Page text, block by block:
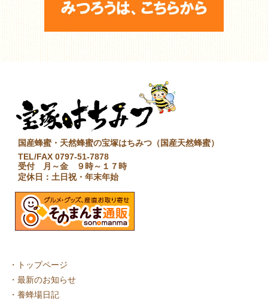
国産蜂蜜・天然蜂蜜の宝塚はちみつ（国産天然蜂蜜）
TEL/FAX 0797-51-7878
受付 月～金 ９時～１７時
定休日：土日祝・年末年始
・
トップページ
・ 最新のお知らせ
・ 養蜂場日記